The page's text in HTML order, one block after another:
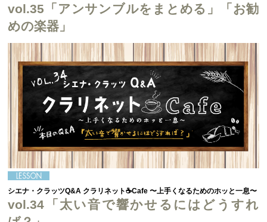
vol.35「アンサンブルをまとめる」「お勧
めの楽器」
シエナ・クラッツQ&A クラリネット☕Cafe 〜上手くなるためのホッと一息〜
vol.34「太い音で響かせるにはどうすれ